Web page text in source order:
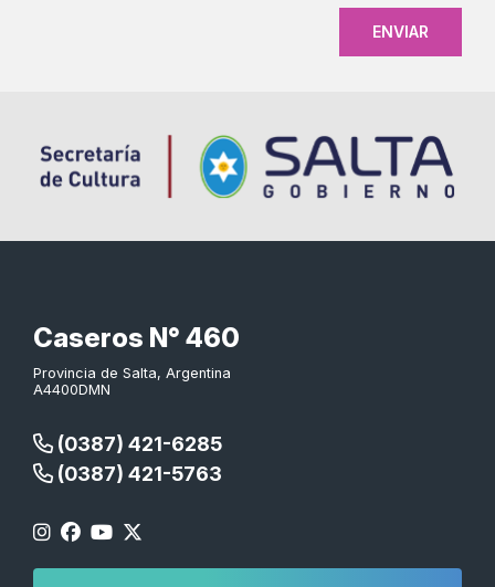
Caseros N° 460
Provincia de Salta, Argentina
A4400DMN
(0387) 421-6285
(0387) 421-5763